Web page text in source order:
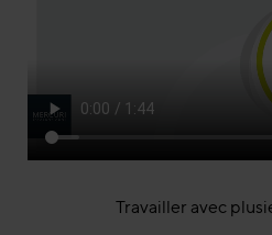
Travailler avec